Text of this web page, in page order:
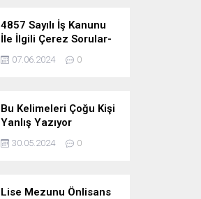
4857 Sayılı İş Kanunu
İle İlgili Çerez Sorular-
Deneme Sınavı
07.06.2024 0
Bu Kelimeleri Çoğu Kişi
Yanlış Yazıyor
30.05.2024 0
Lise Mezunu Önlisans